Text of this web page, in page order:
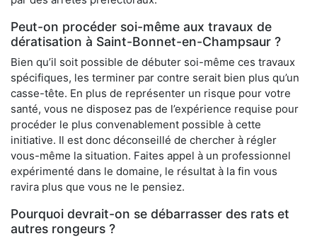
Peut-on procéder soi-même aux travaux de
dératisation à Saint-Bonnet-en-Champsaur ?
Bien qu’il soit possible de débuter soi-même ces travaux
spécifiques, les terminer par contre serait bien plus qu’un
casse-tête. En plus de représenter un risque pour votre
santé, vous ne disposez pas de l’expérience requise pour
procéder le plus convenablement possible à cette
initiative. Il est donc déconseillé de chercher à régler
vous-même la situation. Faites appel à un professionnel
expérimenté dans le domaine, le résultat à la fin vous
ravira plus que vous ne le pensiez.
Pourquoi devrait-on se débarrasser des rats et
autres rongeurs ?